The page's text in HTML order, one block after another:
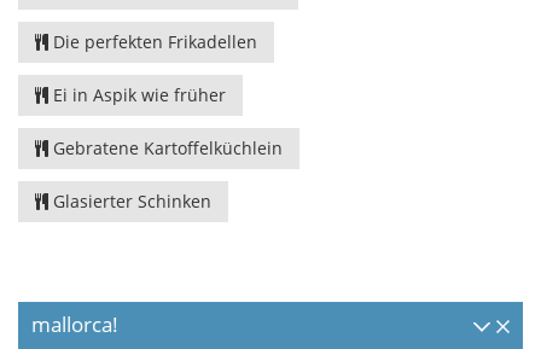
Die perfekten Frikadellen
Ei in Aspik wie früher
Gebratene Kartoffelküchlein
Glasierter Schinken
mallorca!